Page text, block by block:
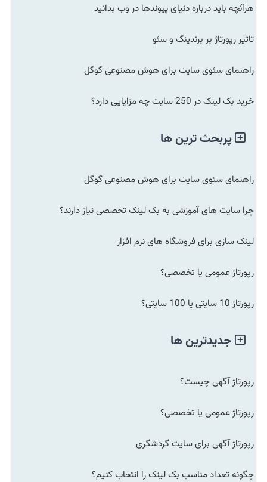
هرآنچه باید درباره دنیای پیوندها در وب بدانید
تاثیر رپورتاژ بر برندینگ و سئو
راهنمای سئوی سایت برای هوش مصنوعی گوگل
خرید بک لینک در 250 سایت چه مزایایی دارد؟
پربحث ترین ها
راهنمای سئوی سایت برای هوش مصنوعی گوگل
چرا سایت های آموزشی به بک لینک تخصصی نیاز دارند؟
لینک سازی برای فروشگاه های نرم افزار
رپورتاژ عمومی یا تخصصی؟
رپورتاژ 10 سایتی یا 100 سایتی؟
جدیدترین ها
رپورتاژ آگهی چیست؟
رپورتاژ عمومی یا تخصصی؟
رپورتاژ آگهی برای سایت گردشگری
چگونه تعداد مناسب بک لینک را انتخاب کنیم؟